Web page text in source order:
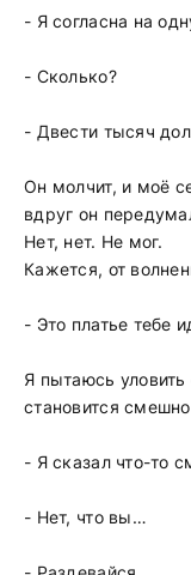
- Я согласна на
- Сколько?
- Двести тысяч
Он молчит, и моё
вдруг он
Нет, нет. Не мог.
Кажется, от
- Это платье тебе
Я пытаюсь
становится
- Я сказал что-то
- Нет, что вы…